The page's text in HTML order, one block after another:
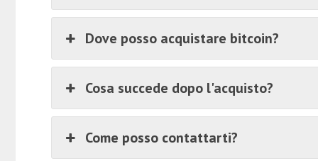
Dove posso acquistare bitcoin?
Cosa succede dopo l'acquisto?
Come posso contattarti?